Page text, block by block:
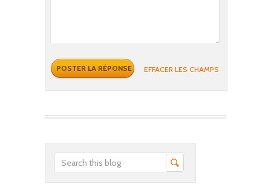
EFFACER LES CHAMPS